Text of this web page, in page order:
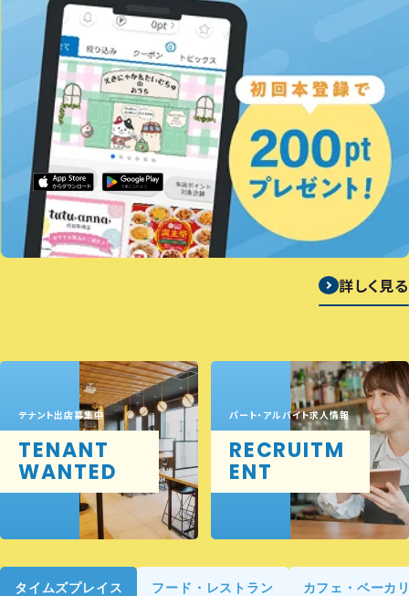
詳しく見る
テナント出店募集中
TENANT
WANTED
パート・アルバイト求人情報
RECRUITM
ENT
タイムズプレイス フード・レストラン カフェ・ベーカ